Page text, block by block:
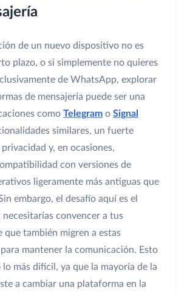
de un nuevo dispositivo no es
plazo, o si simplemente no quieres
de WhatsApp, explorar
de mensajería puede ser una
como Telegram o Signal
similares, un fuerte
y, en ocasiones,
con versiones de
ligeramente más antiguas que
embargo, el desafío aquí es el
convencer a tus
que también migren a estas
mantener la comunicación. Esto
lo más difícil, ya que la mayoría de la
a cambiar una plataforma en la